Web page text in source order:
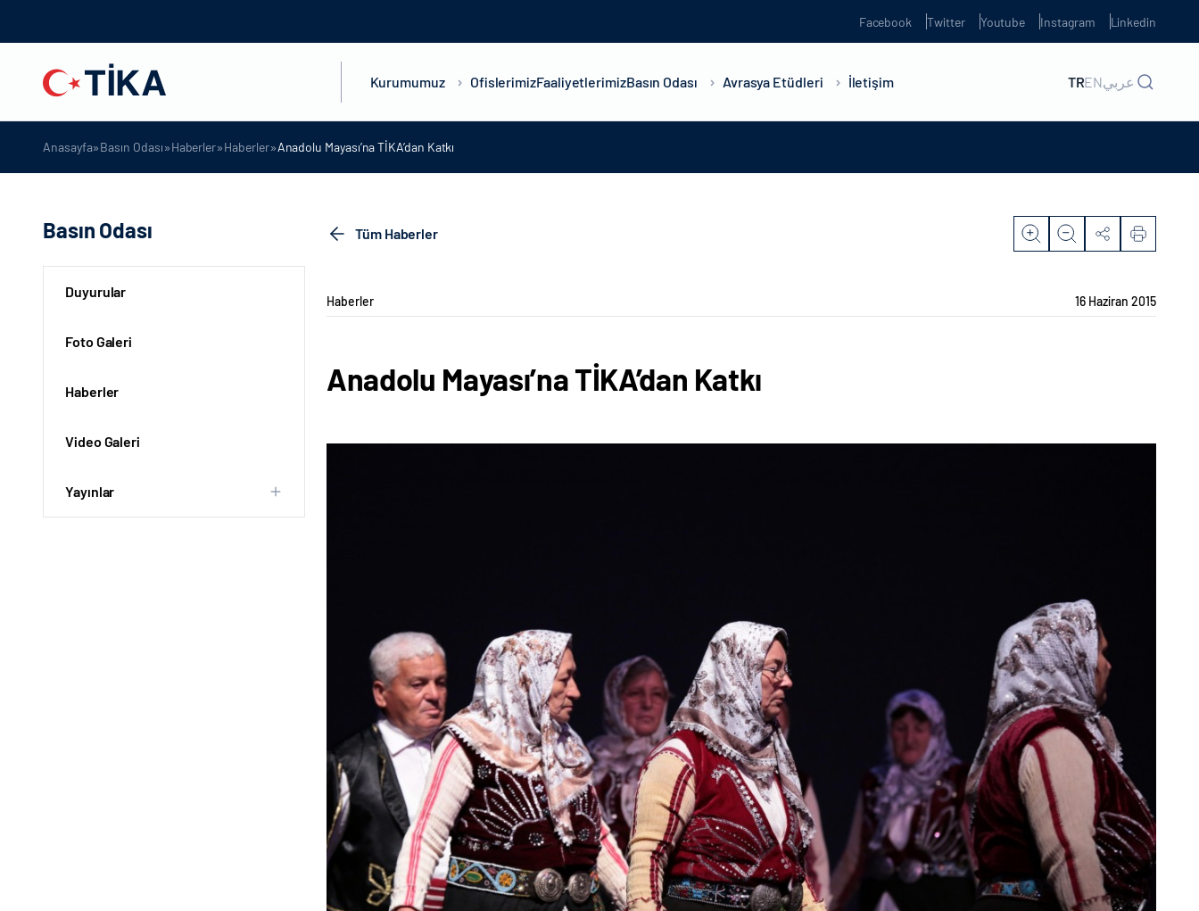
Facebook Twitter Youtube Instagram Linkedin
Kurumumuz OfislerimizFaaliyetlerimizBasın Odası Avrasya Etüdleri İletişim TRENعربي
Anasayfa»Basın Odası»Haberler»Haberler»Anadolu Mayası’na TİKA’dan Katkı
Basın Odası
Duyurular
Foto Galeri
Haberler
Video Galeri
Yayınlar
Tüm Haberler
Haberler 16 Haziran 2015
Anadolu Mayası’na TİKA’dan Katkı